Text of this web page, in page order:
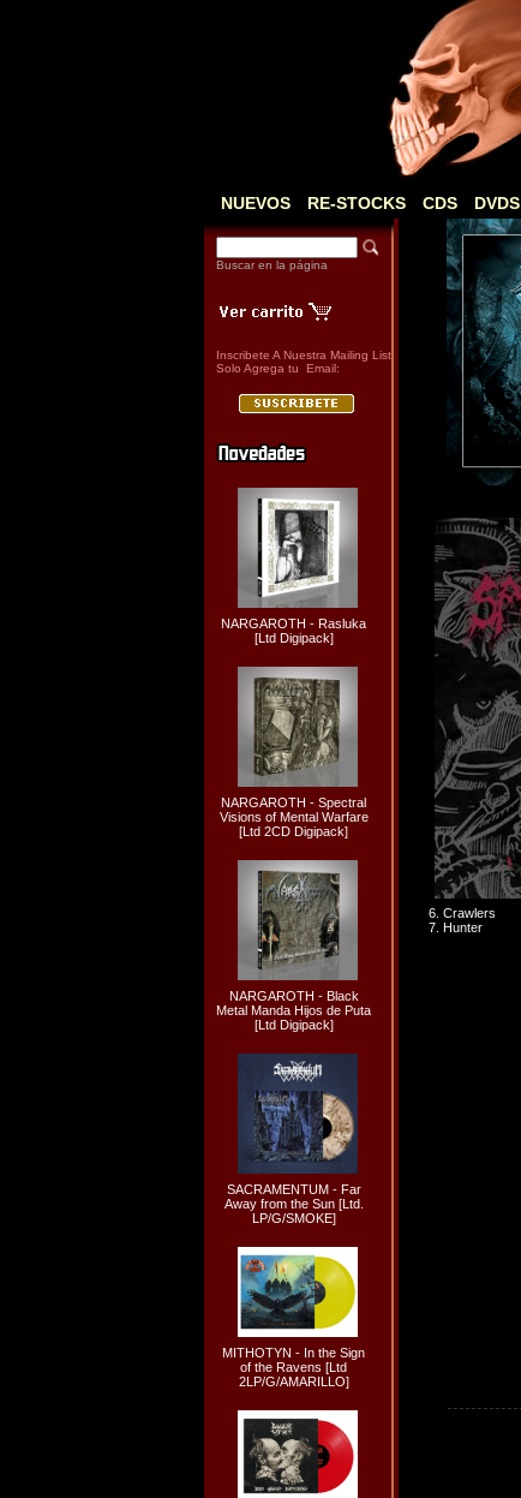
NUEVOS RE-STOCKS CDS DVDS
Buscar en la página
Inscribete A Nuestra Mailing List
Solo Agrega tu Email:
NARGAROTH - Rasluka
[Ltd Digipack]
NARGAROTH - Spectral
Visions of Mental Warfare
[Ltd 2CD Digipack]
NARGAROTH - Black
Metal Manda Hijos de Puta
[Ltd Digipack]
SACRAMENTUM - Far
Away from the Sun [Ltd.
LP/G/SMOKE]
MITHOTYN - In the Sign
of the Ravens [Ltd
2LP/G/AMARILLO]
6. Crawlers
7. Hunter